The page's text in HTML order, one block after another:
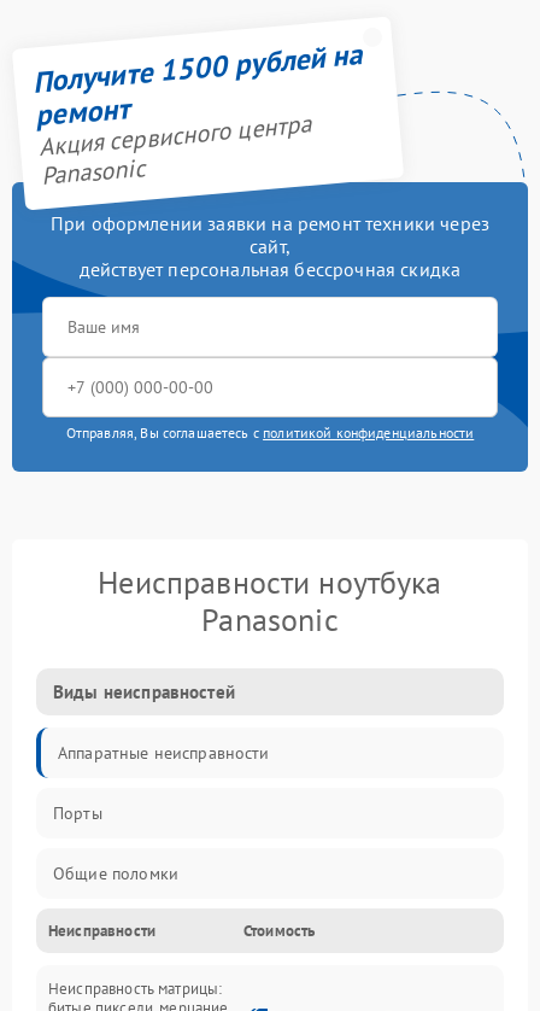
Получите 1500 рублей на
ремонт
Акция сервисного центра
Panasonic
При оформлении заявки на ремонт техники через
сайт,
действует персональная бессрочная скидка
Отправляя, Вы соглашаетесь с политикой конфиденциальности
Неисправности ноутбука
Panasonic
Виды неисправностей
Аппаратные неисправности
Порты
Общие поломки
Устройства
Программные ошибки
Неисправности Стоимость
Неисправность матрицы: